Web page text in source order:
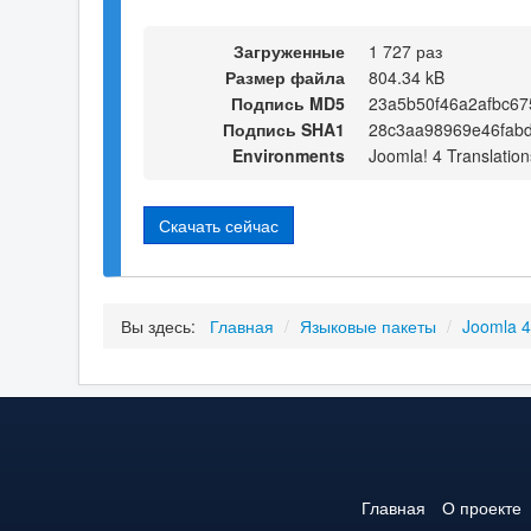
Загруженные
1 727 раз
Размер файла
804.34 kB
Подпись MD5
Подпись SHA1
Environments
Joomla! 4
Скачать сейчас
Вы здесь: Главная / Языковые пакеты / Joomla
Главная О проекте